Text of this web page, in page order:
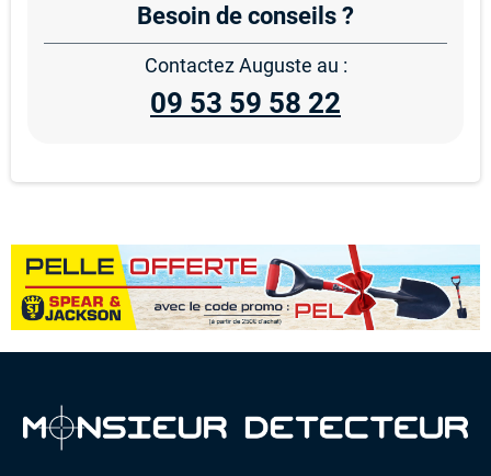
Besoin de conseils ?
Contactez Auguste au :
09 53 59 58 22